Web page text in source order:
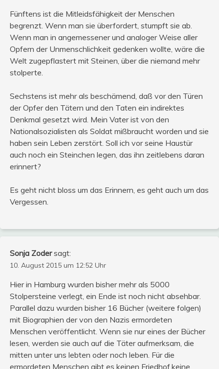
Fünftens ist die Mitleidsfähigkeit der Menschen
begrenzt. Wenn man sie überfordert, stumpft sie ab.
Wenn man in angemessener und analoger Weise aller
Opfern der Unmenschlichkeit gedenken wollte, wäre die
Welt zugepflastert mit Steinen, über die niemand mehr
stolperte.
Sechstens ist mehr als beschämend, daß vor den Türen
der Opfer den Tätern und den Taten ein indirektes
Denkmal gesetzt wird. Mein Vater ist von den
Nationalsozialisten als Soldat mißbraucht worden und sie
haben sein Leben zerstört. Soll ich vor seine Haustür
auch noch ein Steinchen legen, das ihn zeitlebens daran
erinnert?
Es geht nicht bloss um das Erinnern, es geht auch um das
Vergessen.
Sonja Zoder sagt:
10. August 2015 um 12:52 Uhr
Hier in Hamburg wurden bisher mehr als 5000
Stolpersteine verlegt, ein Ende ist noch nicht absehbar.
Parallel dazu wurden bisher 16 Bücher (weitere folgen)
mit Biographien der von den Nazis ermordeten
Menschen veröffentlicht. Wenn sie nur eines der Bücher
lesen, werden sie auch auf die Täter aufmerksam, die
mitten unter uns lebten oder noch leben. Für die
ermordeten Menschen gibt es keinen Friedhof,keine